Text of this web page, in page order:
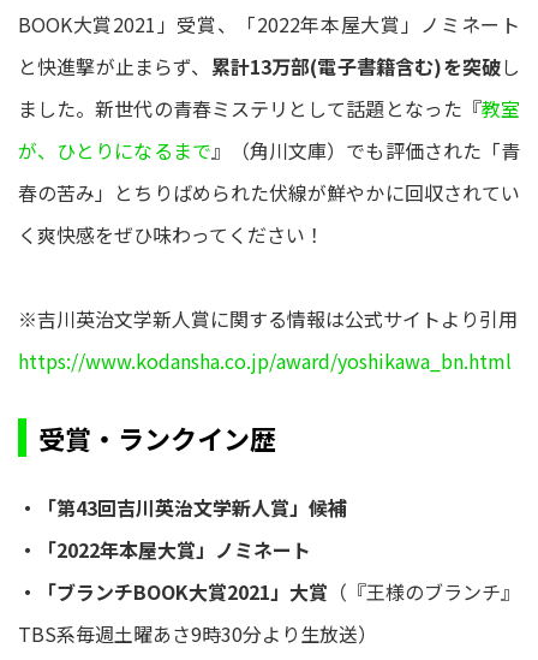
BOOK大賞2021」受賞、「2022年本屋大賞」ノミネート
と快進撃が止まらず、 累計13万部(電子書籍含む)を突破し
ました。新世代の青春ミステリとして話題となった『教室
が、ひとりになるまで』（角川文庫）でも評価された「青
春の苦み」とちりばめられた伏線が鮮やかに回収されてい
く爽快感をぜひ味わってください！
※吉川英治文学新人賞に関する情報は公式サイトより引用
https://www.kodansha.co.jp/award/yoshikawa_bn.html
受賞・ランクイン歴
・「第43回吉川英治文学新人賞」候補
・「2022年本屋大賞」ノミネート
・「ブランチBOOK大賞2021」大賞 （『王様のブランチ』
TBS系毎週土曜あさ9時30分より生放送）